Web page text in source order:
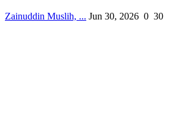
Zainuddin Muslih, ... Jun 30, 2026 0 30